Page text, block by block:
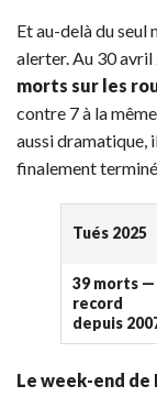
Et au-delà du seul
alerter. Au 30
morts sur les
contre 7 à la
aussi dramatique,
finalement
Tués 2025
39 morts —
record
depuis
Le week-end de